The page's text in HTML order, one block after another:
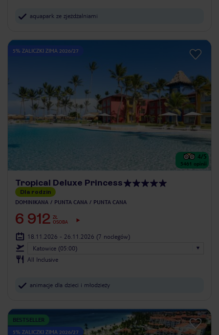
aquapark ze zjeżdżalniami
5% ZALICZKI ZIMA 2026/27
4/5
5461 opinii
Tropical Deluxe Princess
Dla rodzin
DOMINIKANA PUNTA CANA PUNTA CANA
6 912 ZŁ
OSOBA
18.11.2026 - 26.11.2026 (7 noclegów)
Katowice (05:00)
All Inclusive
animacje dla dzieci i młodzieży
BESTSELLER
5% ZALICZKI ZIMA 2026/27